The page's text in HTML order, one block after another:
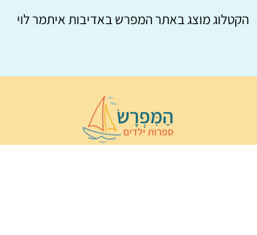
הקטלוג מוצג באתרהמפרשבאדיבות איתמר לוי